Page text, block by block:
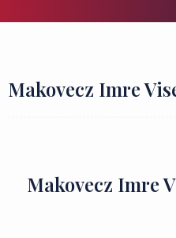
Makovecz Imre
Makovecz Imre